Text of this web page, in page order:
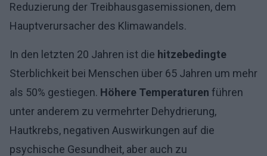
Reduzierung der Treibhausgasemissionen, dem
Hauptverursacher des Klimawandels.
In den letzten 20 Jahren ist die hitzebedingte
Sterblichkeit bei Menschen über 65 Jahren um mehr
als 50% gestiegen. Höhere Temperaturen führen
unter anderem zu vermehrter Dehydrierung,
Hautkrebs, negativen Auswirkungen auf die
psychische Gesundheit, aber auch zu